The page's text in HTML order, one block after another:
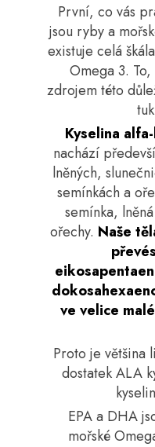
První, co vás
jsou ryby a
existuje celá
Omega 3.
zdrojem této
Kyselina
nachází
lněných,
semínkách a
semínka,
ořechy. Naše
ve velice
Proto je většina
dostatek ALA
EPA a DHA
mořské